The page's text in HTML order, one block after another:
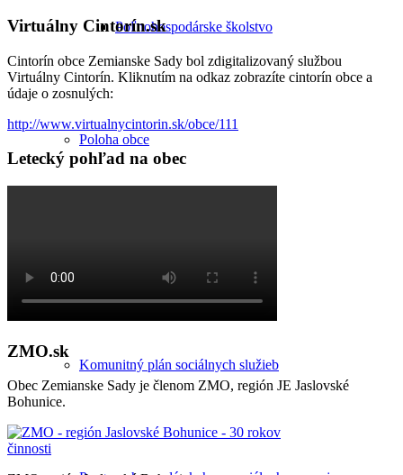
Poľnohospodárske školstvo
Poloha obce
Komunitný plán sociálnych služieb
Virtuálny Cintorín.sk
Cintorín obce Zemianske Sady bol zdigitalizovaný službou
Virtuálny Cintorín. Kliknutím na odkaz zobrazíte cintorín obce a
údaje o zosnulých:
http://www.virtualnycintorin.sk/obce/111
Letecký pohľad na obec
ZMO.sk
Obec Zemianske Sady je členom ZMO, región JE Jaslovské
Bohunice.